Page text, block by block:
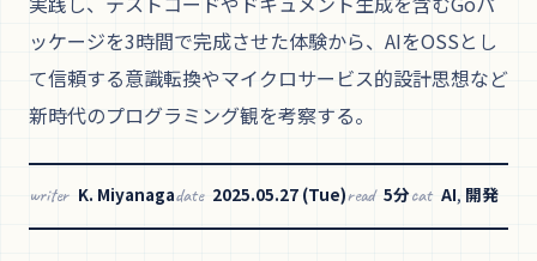
ッケージを3時間で完成させた体験から、AIをOSSとし
て信頼する意識転換やマイクロサービス的設計思想など
新時代のプログラミング観を考察する。
writer K. Miyanagadate 2025.05.27 (Tue)read 5分cat AI, 開発